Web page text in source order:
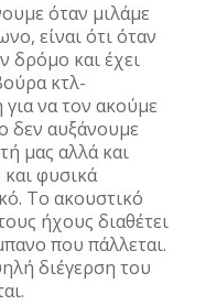
όταν μιλάμε
είναι ότι όταν
δρόμο και έχει
κτλ-
να τον ακούμε
δεν αυξάνουμε
μας αλλά και
φυσικά
Το ακουστικό
ήχους διαθέτει
που πάλλεται.
διέγερση του